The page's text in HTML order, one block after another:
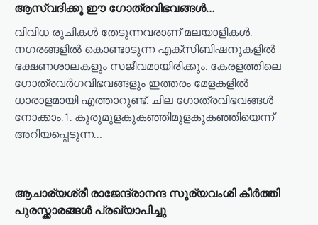
i
g
a
t
i
o
n
ആസ്വദിക്കൂ ഈ ഗോത്രവിഭവങ്ങൾ…
വിവിധ രുചികൾ തേടുന്നവരാണ് മലയാളികൾ.
നഗരങ്ങളിൽ കൊണ്ടാടുന്ന എക്സിബിഷനുകളിൽ
ഭക്ഷണശാലകളും സജീവമായിരിക്കും. കേരളത്തിലെ ​
ഗോത്രവർ​ഗവിഭവങ്ങളും ഇത്തരം മേളകളിൽ
ധാരാളമായി എത്താറുണ്ട്. ചില ഗോത്രവിഭവങ്ങൾ
നോക്കാം.1. കുരുമുളകുകഞ്ഞിമുളകുകഞ്ഞിയെന്ന്
അറിയപ്പെടുന്ന…
ആചാര്യശ്രീ രാജേന്ദ്രാനന്ദ സൂര്യവംശി കീർത്തി
പുരസ്ക്കാരങ്ങൾ പ്രഖ്യാപിച്ചു